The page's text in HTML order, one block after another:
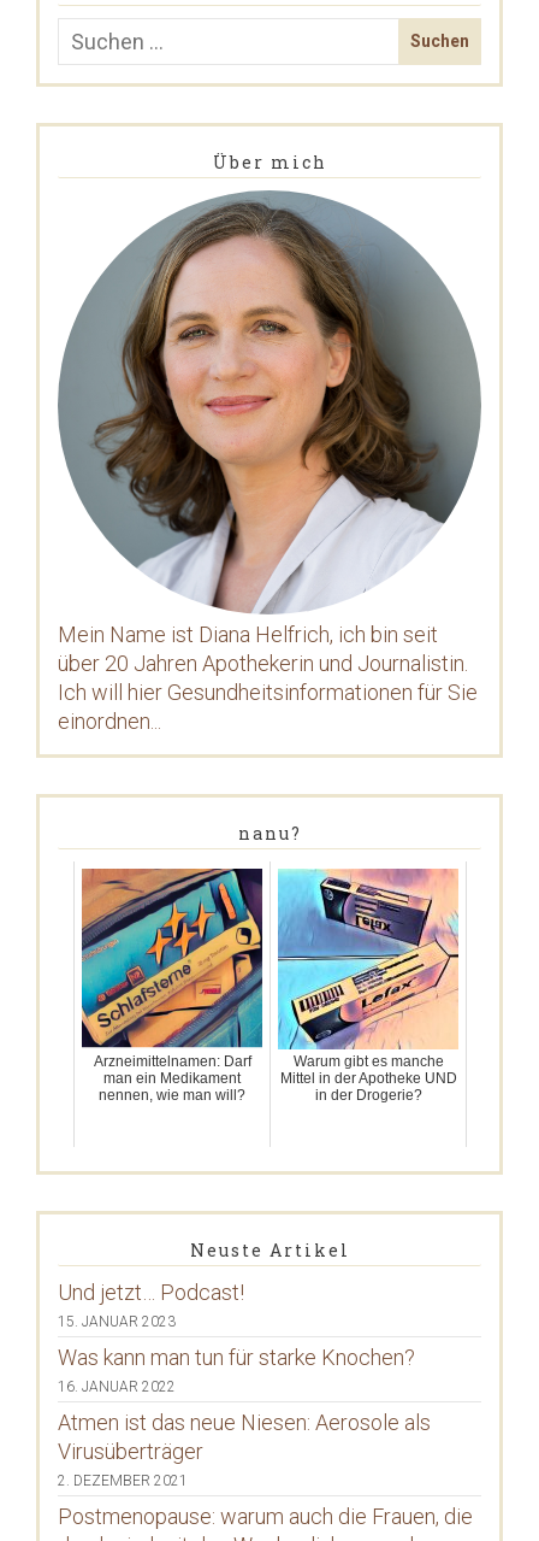
Über mich
Mein Name ist Diana Helfrich, ich bin seit
über 20 Jahren Apothekerin und Journalistin.
Ich will hier Gesundheitsinformationen für Sie
einordnen...
nanu?
Arzneimittelnamen: Darf
man ein Medikament
nennen, wie man will?
Warum gibt es manche
Mittel in der Apotheke UND
in der Drogerie?
Neuste Artikel
Und jetzt… Podcast!
15. JANUAR 2023
Was kann man tun für starke Knochen?
16. JANUAR 2022
Atmen ist das neue Niesen: Aerosole als
Virusüberträger
2. DEZEMBER 2021
Postmenopause: warum auch die Frauen, die